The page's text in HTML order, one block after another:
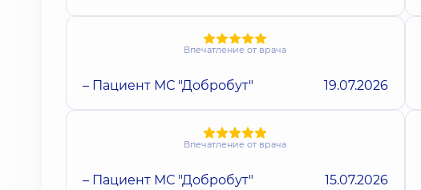
Впечатление от врача
– Пациент МС "Добробут" 19.07.2026
Впечатление от врача
– Пациент МС "Добробут" 15.07.2026